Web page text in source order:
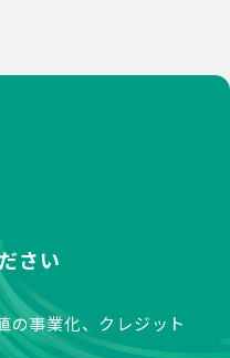
さい
の事業化、クレジット